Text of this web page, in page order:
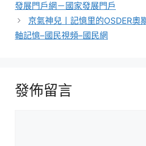
發展門戶網－國家發展門戶
京氣神兒丨記憶里的OSDER奧
軸記憶–國民視頻–國民網
發佈留言